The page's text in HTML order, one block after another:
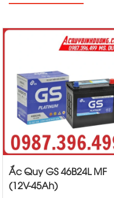
Ắc Quy GS 46B24L MF
(12V-45Ah)